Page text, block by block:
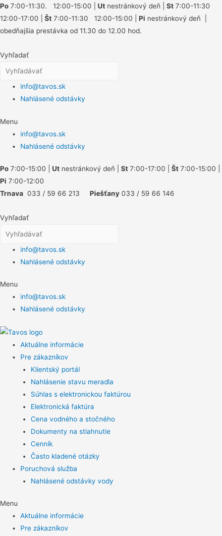
Po 7:00-11:30. 12:00-15:00 | Ut nestránkový deň | St 7:00-11:30
12:00-17:00 | Št 7:00-11:30 12:00-15:00 | Pi nestránkový deň |
obedňajšia prestávka od 11.30 do 12.00 hod.
Vyhľadať
info@tavos.sk
Nahlásené odstávky
Menu
info@tavos.sk
Nahlásené odstávky
Po 7:00-15:00 | Ut nestránkový deň | St 7:00-17:00 | Št 7:00-15:00 |
Pi 7:00-12:00
Trnava 033 / 59 66 213 Piešťany 033 / 59 66 146
Vyhľadať
info@tavos.sk
Nahlásené odstávky
Menu
info@tavos.sk
Nahlásené odstávky
Aktuálne informácie
Pre zákazníkov
Klientský portál
Nahlásenie stavu meradla
Súhlas s elektronickou faktúrou
Elektronická faktúra
Cena vodného a stočného
Dokumenty na stiahnutie
Cenník
Často kladené otázky
Poruchová služba
Nahlásené odstávky vody
Menu
Aktuálne informácie
Pre zákazníkov